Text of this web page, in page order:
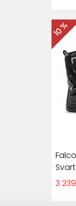
10 %
3